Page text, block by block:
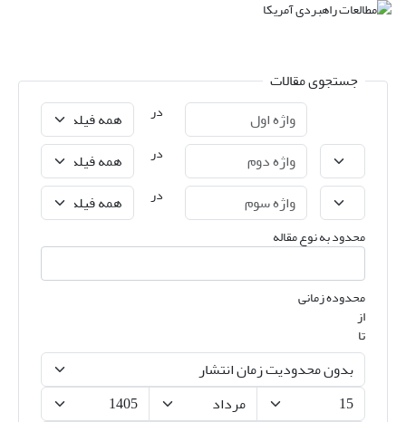
جستجوی مقالات
در
در
در
محدود به نوع مقاله
محدوده زمانی
از
تا